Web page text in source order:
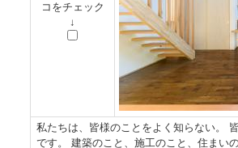
コをチェック
↓
私たちは、皆様のことをよく知らない。
です。 建築のこと、施工のこと、住まい